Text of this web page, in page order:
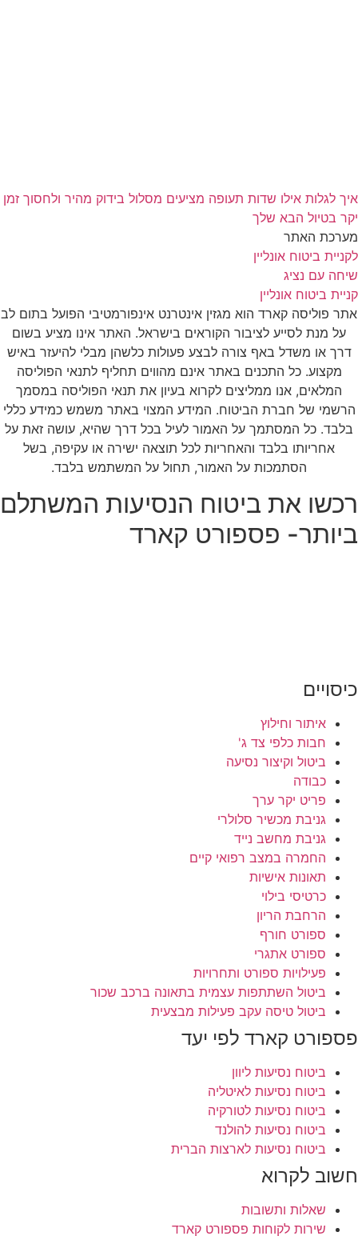
איך לגלות אילו שדות תעופה מציעים מסלול בידוק מהיר ולחסוך זמן
יקר בטיול הבא שלך
מערכת האתר
לקניית ביטוח אונליין
שיחה עם נציג
קניית ביטוח אונליין
אתר פוליסה קארד הוא מגזין אינטרנט אינפורמטיבי הפועל בתום לב
על מנת לסייע לציבור הקוראים בישראל. האתר אינו מציע בשום
דרך או משדל באף צורה לבצע פעולות כלשהן מבלי להיעזר באיש
מקצוע. כל התכנים באתר אינם מהווים תחליף לתנאי הפוליסה
המלאים, אנו ממליצים לקרוא בעיון את תנאי הפוליסה במסמך
הרשמי של חברת הביטוח. המידע המצוי באתר משמש כמידע כללי
בלבד. כל המסתמך על האמור לעיל בכל דרך שהיא, עושה זאת על
אחריותו בלבד והאחריות לכל תוצאה ישירה או עקיפה, בשל
הסתמכות על האמור, תחול על המשתמש בלבד.
רכשו את ביטוח הנסיעות המשתלם
ביותר- פספורט קארד
כיסויים
איתור וחילוץ
חבות כלפי צד ג'
ביטול וקיצור נסיעה
כבודה
פריט יקר ערך
גניבת מכשיר סלולרי
גניבת מחשב נייד
החמרה במצב רפואי קיים
תאונות אישיות
כרטיסי בילוי
הרחבת הריון
ספורט חורף
ספורט אתגרי
פעילויות ספורט ותחרויות
ביטול השתתפות עצמית בתאונה ברכב שכור
ביטול טיסה עקב פעילות מבצעית
פספורט קארד לפי יעד
ביטוח נסיעות ליוון
ביטוח נסיעות לאיטליה
ביטוח נסיעות לטורקיה
ביטוח נסיעות להולנד
ביטוח נסיעות לארצות הברית
חשוב לקרוא
שאלות ותשובות
שירות לקוחות פספורט קארד